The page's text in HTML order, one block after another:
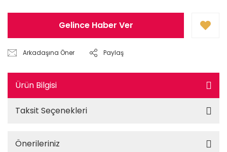
Gelince Haber Ver
Arkadaşına Öner Paylaş
Ürün Bilgisi
Taksit Seçenekleri
Önerileriniz